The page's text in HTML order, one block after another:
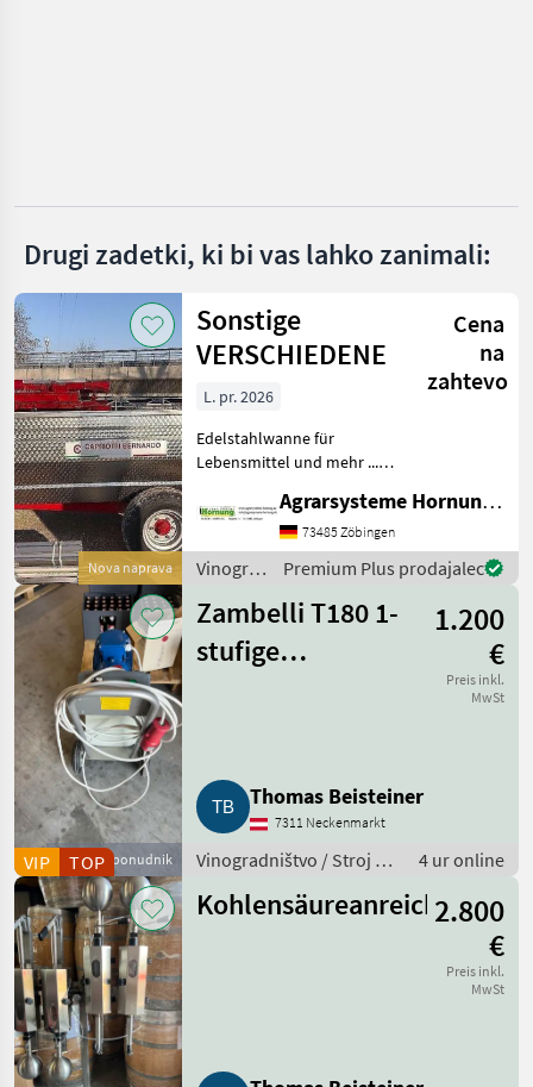
Drugi zadetki, ki bi vas lahko zanimali:
Nova naprava
Sonstige
VERSCHIEDENE
Cena
na
zahtevo
L. pr. 2026
Edelstahlwanne für
Lebensmittel und mehr ...
Tridem Zweiachser mit
Drehschemel Sagen Sie uns
was Sie möchten Größe /
Breifung / Zubehör, dann
be
Agrarsysteme Hornung GmbH & Co. KG
73485 Zöbingen
Vinogradništvo
Sonstige
Premium Plus prodajalec
Poslovni ponudnik
VIP TOP
Zambelli T180 1-
stufige
1.200
€
Preis inkl.
MwSt
Thomas Beisteiner
7311 Neckenmarkt
Vinogradništvo / Stroj za
4 ur online
2.800
€
Preis inkl.
MwSt